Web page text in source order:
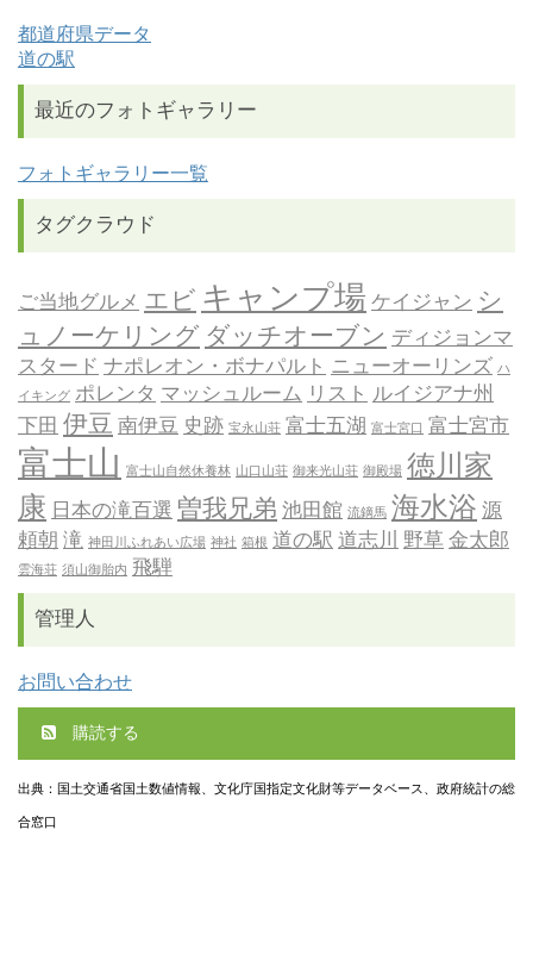
都道府県データ
道の駅
最近のフォトギャラリー
フォトギャラリー一覧
タグクラウド
ご当地グルメ エビ キャンプ場 ケイジャン シ
ュノーケリング ダッチオーブン ディジョンマ
スタード ナポレオン・ボナパルト ニューオーリンズ ハ
イキング ポレンタ マッシュルーム リスト ルイジアナ州
下田 伊豆 南伊豆 史跡 宝永山荘 富士五湖 富士宮口 富士宮市
富士山 富士山自然休養林 山口山荘 御来光山荘 御殿場 徳川家
康 日本の滝百選 曽我兄弟 池田館 流鏑馬 海水浴 源
頼朝 滝 神田川ふれあい広場 神社 箱根 道の駅 道志川 野草 金太郎
雲海荘 須山御胎内 飛騨
管理人
お問い合わせ
購読する
出典：国土交通省国土数値情報、文化庁国指定文化財等データベース、政府統計の総
合窓口